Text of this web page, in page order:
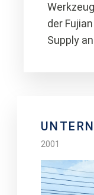
der
Supply
2001